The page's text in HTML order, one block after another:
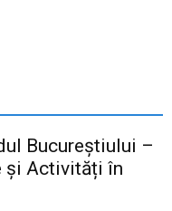
Bucureștiului –
și Activități în